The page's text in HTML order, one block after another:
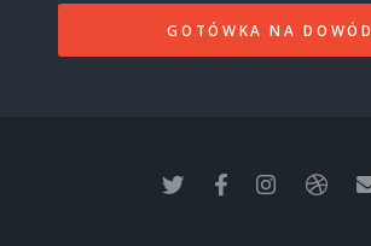
GOTÓWKA NA DOWÓD